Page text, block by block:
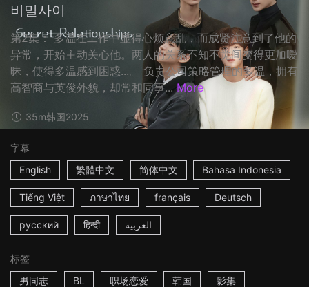
비밀사이
第2集： 多温在工作中显得心烦意乱，而成贤注意到了他的
异常，开始主动关心他。两人的关系不知不觉间变得更加暧
昧，使得多温感到困惑...。 负责公司策略管理的多温，拥有
高智商与英俊外貌，却常和同事... More
35m韩国2025
字幕
English
繁體中文 简体中文 Bahasa Indonesia
Tiếng Việt ภาษาไทย français Deutsch
русский हिन्दी العربية
标签
男同志
BL 职场恋爱 韩国 影集